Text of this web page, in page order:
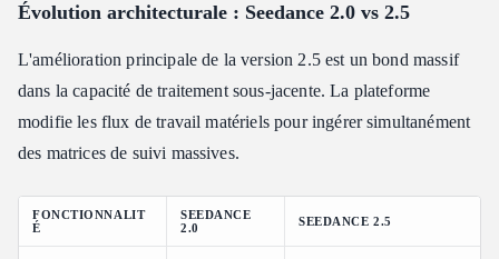
Évolution architecturale : Seedance 2.0 vs 2.5
L'amélioration principale de la version 2.5 est un bond massif
dans la capacité de traitement sous-jacente. La plateforme
modifie les flux de travail matériels pour ingérer simultanément
des matrices de suivi massives.
FONCTIONNALIT
É
SEEDANCE
2.0
SEEDANCE 2.5